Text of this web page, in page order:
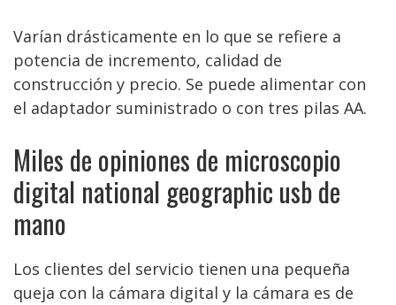
Varían drásticamente en lo que se refiere a
potencia de incremento, calidad de
construcción y precio. Se puede alimentar con
el adaptador suministrado o con tres pilas AA.
Miles de opiniones de microscopio
digital national geographic usb de
mano
Los clientes del servicio tienen una pequeña
queja con la cámara digital y la cámara es de